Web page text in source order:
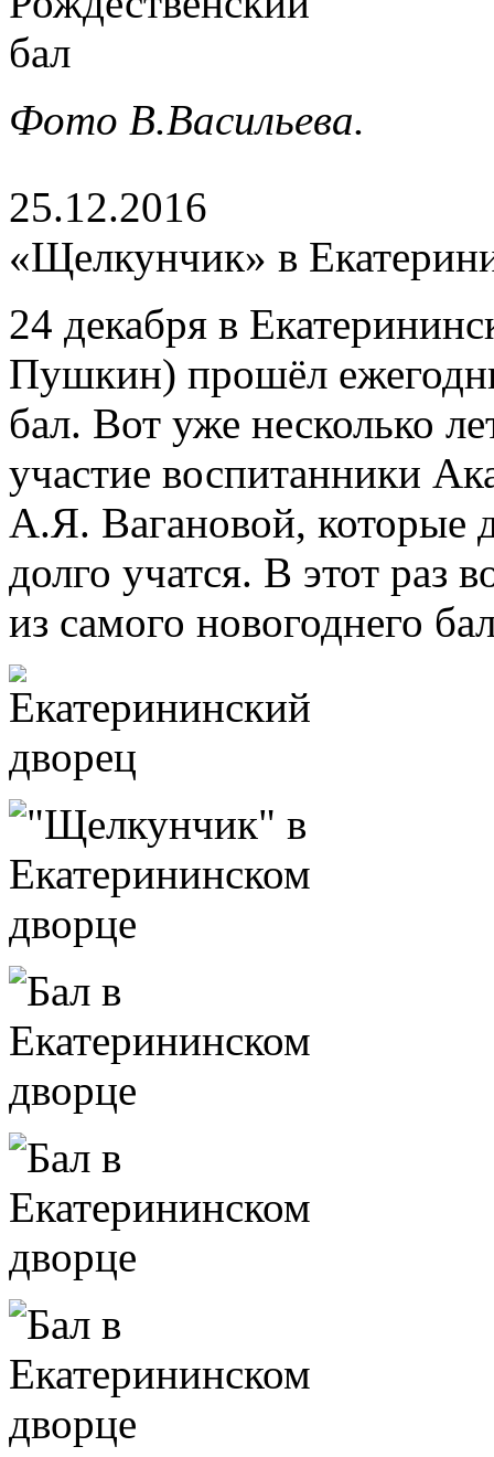
Фото В.Васильева.
25.12.2016
«Щелкунчик» в
24 декабря в
Пушкин) прошёл
бал. Вот уже несколько
участие воспитанники
А.Я. Вагановой, которые
долго учатся. В этот раз
из самого новогоднего